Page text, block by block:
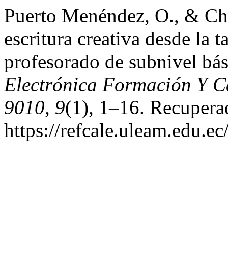
Puerto Menéndez, O., &
escritura creativa desde la
profesorado de subnivel
Electrónica Formación Y
9010, 9(1), 1–16.
https://